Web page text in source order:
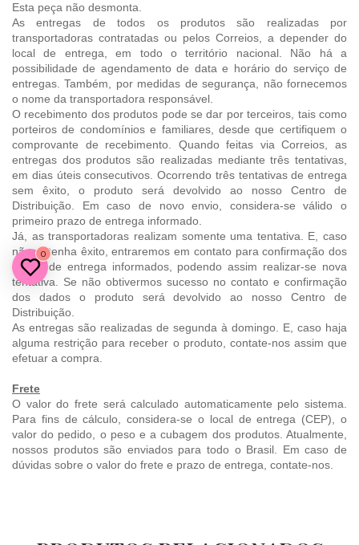
Esta peça não desmonta.
As entregas de todos os produtos são realizadas por
transportadoras contratadas ou pelos Correios, a depender do
local de entrega, em todo o território nacional. Não há a
possibilidade de agendamento de data e horário do serviço de
entregas. Também, por medidas de segurança, não fornecemos
o nome da transportadora responsável.
O recebimento dos produtos pode se dar por terceiros, tais como
porteiros de condomínios e familiares, desde que certifiquem o
comprovante de recebimento. Quando feitas via Correios, as
entregas dos produtos são realizadas mediante três tentativas,
em dias úteis consecutivos. Ocorrendo três tentativas de entrega
sem êxito, o produto será devolvido ao nosso Centro de
Distribuição. Em caso de novo envio, considera-se válido o
primeiro prazo de entrega informado.
Já, as transportadoras realizam somente uma tentativa. E, caso
não obtenha êxito, entraremos em contato para confirmação dos
dados de entrega informados, podendo assim realizar-se nova
tentativa. Se não obtivermos sucesso no contato e confirmação
dos dados o produto será devolvido ao nosso Centro de
Distribuição.
As entregas são realizadas de segunda à domingo. E, caso haja
alguma restrição para receber o produto, contate-nos assim que
efetuar a compra.
Frete
O valor do frete será calculado automaticamente pelo sistema.
Para fins de cálculo, considera-se o local de entrega (CEP), o
valor do pedido, o peso e a cubagem dos produtos. Atualmente,
nossos produtos são enviados para todo o Brasil. Em caso de
dúvidas sobre o valor do frete e prazo de entrega, contate-nos.
0